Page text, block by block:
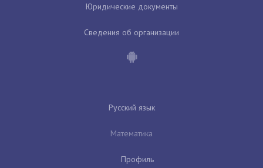
Юридические документы
Сведения об организации
Русский язык
Математика
Профиль